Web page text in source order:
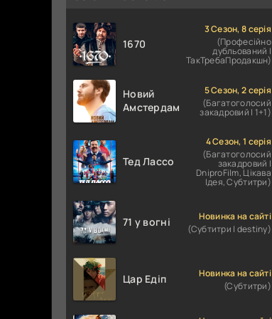
1670
3 Сезон, 8 серія
(Професійно
дубльований |
ТакТребаПродакшн)
Новий
Амстердам
5 Сезон, 2 серія
(Багатоголосий
закадровий | 1+1)
Тед Лассо
4 Сезон, 1 серія
(Багатоголосий
закадровий |
DniproFilm, Цікава
Ідея, Субтитри)
71 у вогні
Новинка на сайті
(Субтитри | destiny)
Цар Едіп
Новинка на сайті
(Субтитри)